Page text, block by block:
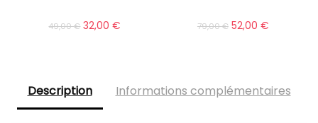
49,00€ 32,00€ 79,00€ 52,00 €
Description Informations complémentaires